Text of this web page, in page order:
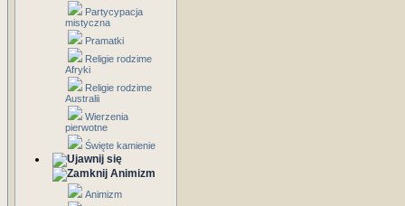
Partycypacja
mistyczna
Pramatki
Religie rodzime
Afryki
Religie rodzime
Australii
Wierzenia
pierwotne
Święte kamienie
Animizm
Animizm